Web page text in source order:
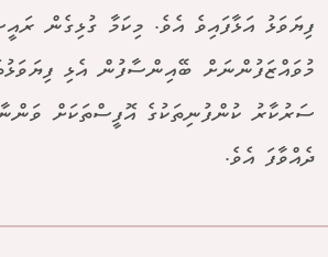
ފިޔަވަޅު އަޅާފައިވެ އެވެ. މިކަމާ ގުޅިގެން
މުވައްޒަފުންނަށް ބޭއިންސާފުން އެޅި
ސަރުކާރު ކުންފުނިތަކުގެ އޮފީސްތަކަށް
ދެއްވާފަ އެވެ.